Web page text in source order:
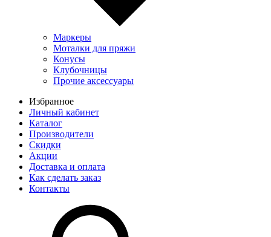
Маркеры
Моталки для пряжи
Конусы
Клубочницы
Прочие аксессуары
Избранное
Личный кабинет
Каталог
Производители
Скидки
Акции
Доставка и оплата
Как сделать заказ
Контакты